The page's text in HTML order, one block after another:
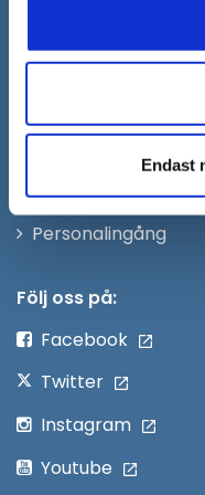
Endast
Synpunkter och
PressÖppna
nytt
Skicka faktura till
Personalingång
Följ oss på:
Facebook
Twitter
Instagram
Youtube